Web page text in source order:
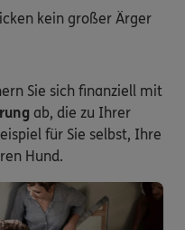
kein großer Ärger
Sie sich finanziell mit
ab, die zu Ihrer
für Sie selbst, Ihre
Hund.